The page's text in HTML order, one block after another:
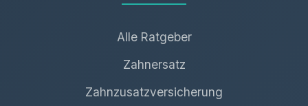
Alle Ratgeber
Zahnersatz
Zahnzusatzversicherung